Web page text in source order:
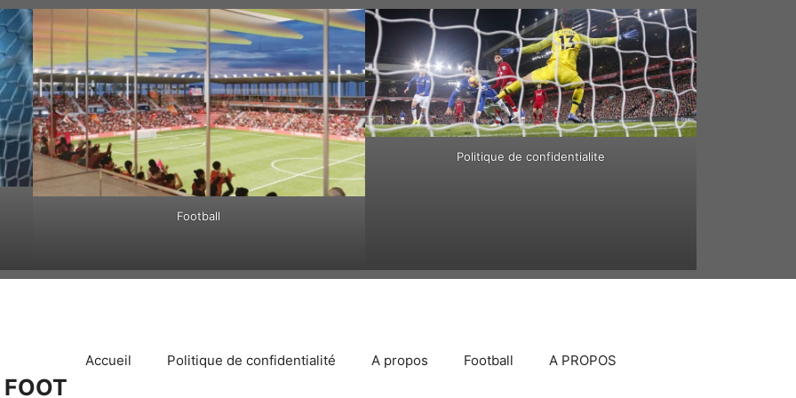
Football
Politique de confidentialite
Accueil Politique de confidentialité A propos Football A PROPOS